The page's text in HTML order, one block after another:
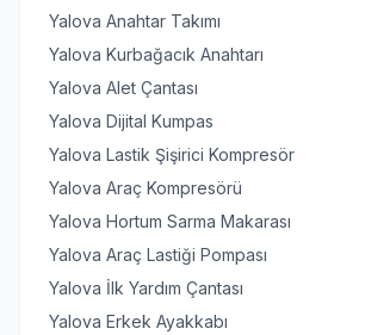
Yalova Anahtar Takımı
Yalova Kurbağacık Anahtarı
Yalova Alet Çantası
Yalova Dijital Kumpas
Yalova Lastik Şişirici Kompresör
Yalova Araç Kompresörü
Yalova Hortum Sarma Makarası
Yalova Araç Lastiği Pompası
Yalova İlk Yardım Çantası
Yalova Erkek Ayakkabı